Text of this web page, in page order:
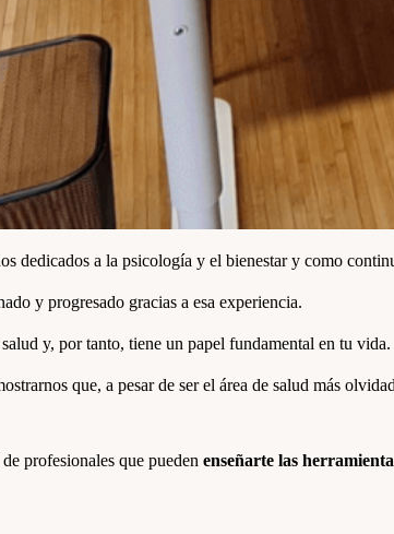
dedicados a la psicología y el bienestar y como
y progresado gracias a esa experiencia.
y, por tanto, tiene un papel fundamental en tu vida.
que, a pesar de ser el área de salud más
profesionales que pueden enseñarte las